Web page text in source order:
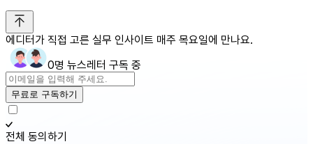
에디터가 직접 고른 실무 인사이트 매주 목요일에 만나요.
0명 뉴스레터 구독 중
무료로 구독하기
전체 동의하기